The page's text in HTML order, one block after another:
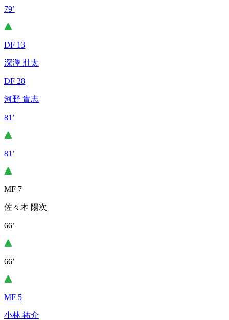
79’
DF 13
深澤 壯太
DF 28
河野 貴志
81’
81’
MF 7
佐々木 陽次
66’
66’
MF 5
小林 祐介